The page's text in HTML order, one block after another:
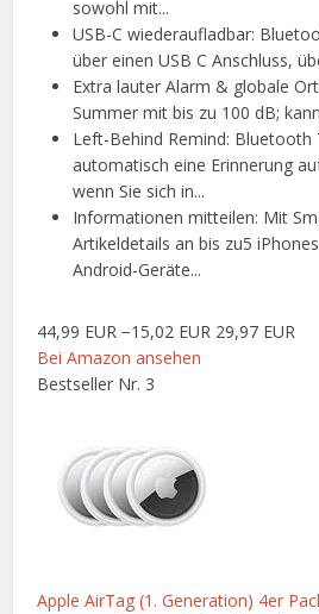
sowohl mit...
USB-C wiederaufladbar:
über einen USB C Anschluss,
Extra lauter Alarm & globale
Summer mit bis zu 100 dB;
Left-Behind Remind: Bluetooth
automatisch eine Erinnerung
wenn Sie sich in...
Informationen mitteilen: Mit
Artikeldetails an bis zu5
Android-Geräte...
44,99 EUR −15,02 EUR 29,97 EUR
Bei Amazon ansehen
Bestseller Nr. 3
Apple AirTag (1. Generation) 4er